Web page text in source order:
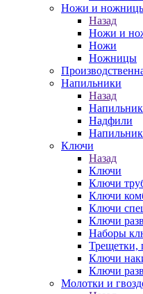
Ножи и
Назад
Ножи и
Ножи
Ножницы
Напильники
Назад
Надфили
Ключи
Назад
Ключи
Ключи
Ключи
Ключи
Ключи
Наборы
Трещетки,
Ключи
Ключи
Молотки и